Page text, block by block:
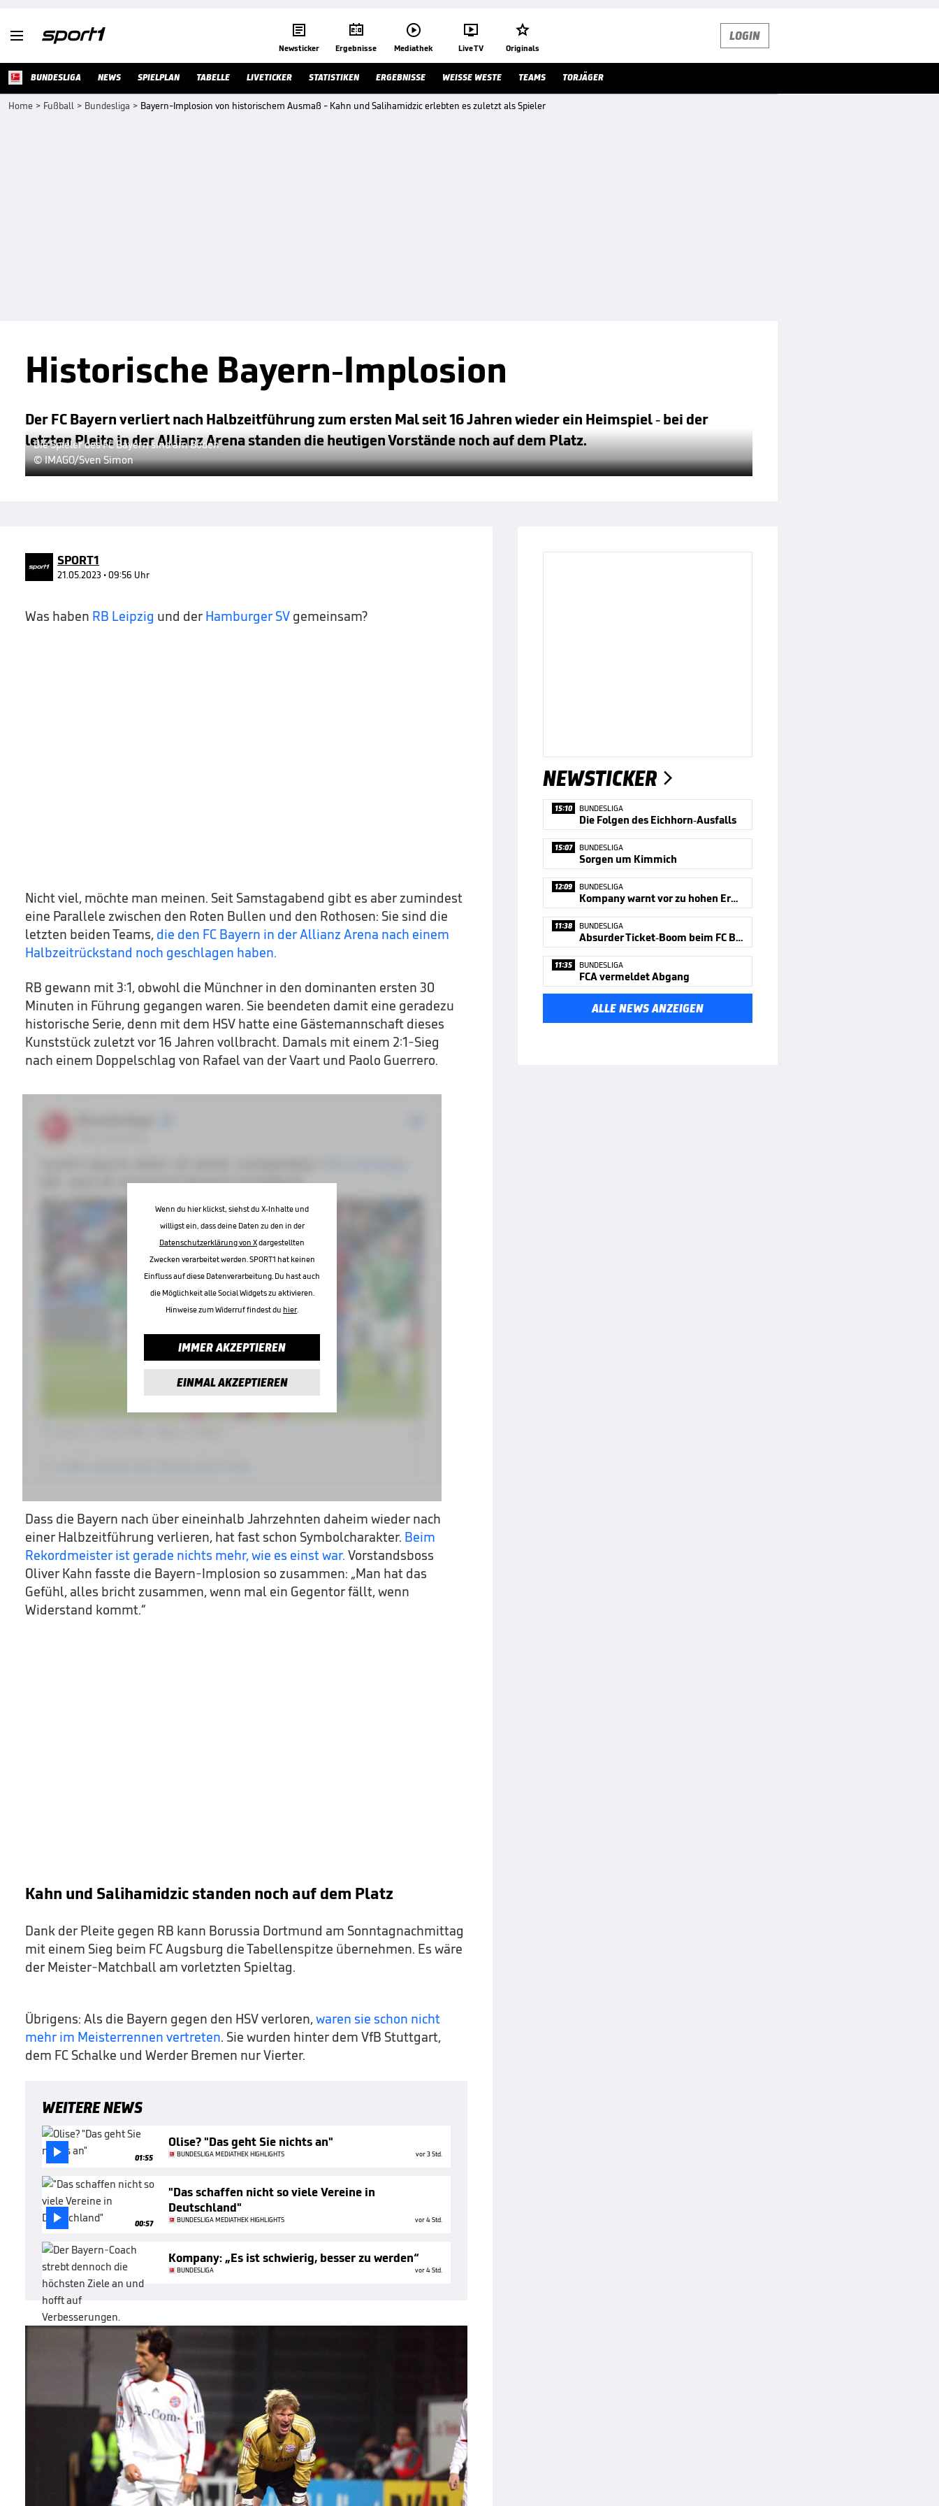
 
Newsticker

Ergebnisse

Mediathek

Live TV

Originals
LOGIN
BUNDESLIGA NEWS SPIELPLAN TABELLE LIVETICKER STATISTIKEN ERGEBNISSE WEISSE WESTE TEAMS TORJÄGER
Home > Fußball > Bundesliga > Bayern-Implosion von historischem Ausmaß - Kahn und Salihamidzic erlebten es zuletzt als Spieler
Historische Bayern-Implosion
Der FC Bayern verliert nach Halbzeitführung zum ersten Mal seit 16 Jahren wieder ein Heimspiel - bei der
letzten Pleite in der Allianz Arena standen die heutigen Vorstände noch auf dem Platz.
Die Spieler des FC Bayern sind am Boden
© IMAGO/Sven Simon
SPORT1
21.05.2023 • 09:56 Uhr
Was haben RB Leipzig und der Hamburger SV gemeinsam?
Nicht viel, möchte man meinen. Seit Samstagabend gibt es aber zumindest
eine Parallele zwischen den Roten Bullen und den Rothosen: Sie sind die
letzten beiden Teams, die den FC Bayern in der Allianz Arena nach einem
Halbzeitrückstand noch geschlagen haben.
RB gewann mit 3:1, obwohl die Münchner in den dominanten ersten 30
Minuten in Führung gegangen waren. Sie beendeten damit eine geradezu
historische Serie, denn mit dem HSV hatte eine Gästemannschaft dieses
Kunststück zuletzt vor 16 Jahren vollbracht. Damals mit einem 2:1-Sieg
nach einem Doppelschlag von Rafael van der Vaart und Paolo Guerrero.
Wenn du hier klickst, siehst du X-Inhalte und
willigst ein, dass deine Daten zu den in der
Datenschutzerklärung von Xdargestellten
Zwecken verarbeitet werden. SPORT1 hat keinen
Einfluss auf diese Datenverarbeitung. Du hast auch
die Möglichkeit alle Social Widgets zu aktivieren.
Hinweise zum Widerruf findest du hier.
IMMER AKZEPTIEREN
EINMAL AKZEPTIEREN
Dass die Bayern nach über eineinhalb Jahrzehnten daheim wieder nach
einer Halbzeitführung verlieren, hat fast schon Symbolcharakter. Beim
Rekordmeister ist gerade nichts mehr, wie es einst war. Vorstandsboss
Oliver Kahn fasste die Bayern-Implosion so zusammen: „Man hat das
Gefühl, alles bricht zusammen, wenn mal ein Gegentor fällt, wenn
Widerstand kommt.“
Kahn und Salihamidzic standen noch auf dem Platz
Dank der Pleite gegen RB kann Borussia Dortmund am Sonntagnachmittag
mit einem Sieg beim FC Augsburg die Tabellenspitze übernehmen. Es wäre
der Meister-Matchball am vorletzten Spieltag.
Übrigens: Als die Bayern gegen den HSV verloren,waren sie schon nicht
mehr im Meisterrennen vertreten. Sie wurden hinter dem VfB Stuttgart,
dem FC Schalke und Werder Bremen nur Vierter.
WEITERE NEWS
 01:55
Olise? "Das geht Sie nichts an"
BUNDESLIGA MEDIATHEK HIGHLIGHTS vor 3 Std.
 00:57
"Das schaffen nicht so viele Vereine in
Deutschland"
BUNDESLIGA MEDIATHEK HIGHLIGHTS vor 4 Std.
Kompany: „Es ist schwierig, besser zu werden“
BUNDESLIGA vor 4 Std.
NEWSTICKER 
15:10 BUNDESLIGA
Die Folgen des Eichhorn-Ausfalls
15:07 BUNDESLIGA
Sorgen um Kimmich
12:09 BUNDESLIGA
Kompany warnt vor zu hohen Erwartungen
11:38 BUNDESLIGA
Absurder Ticket-Boom beim FC Bayern
11:35 BUNDESLIGA
FCA vermeldet Abgang
ALLE NEWS ANZEIGEN